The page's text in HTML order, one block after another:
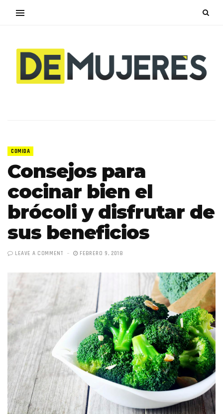
COMIDA
Consejos para
cocinar bien el
brócoli y disfrutar de
sus beneficios
LEAVE A COMMENT FEBRERO 9, 2018